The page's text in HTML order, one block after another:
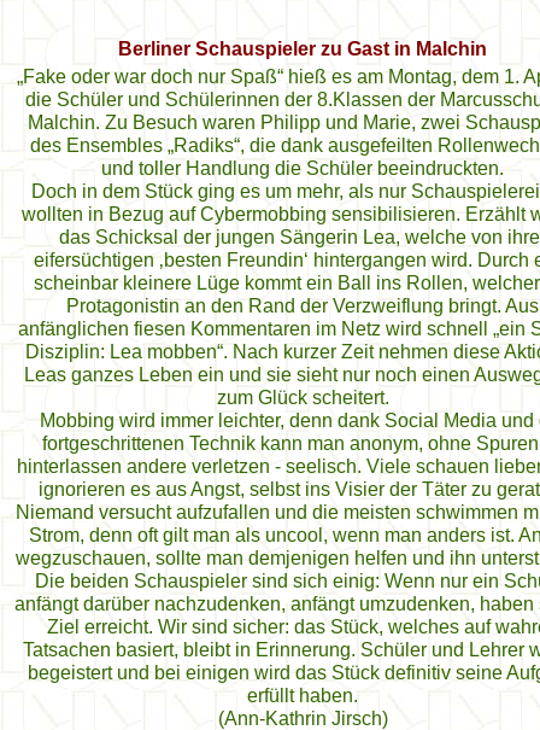
Berliner Schauspieler zu Gast in Malchin
„Fake oder war doch nur Spaß“ hieß es am Montag, dem 1.
die Schüler und Schülerinnen der 8.Klassen der
Malchin. Zu Besuch waren Philipp und Marie, zwei
des Ensembles „Radiks“, die dank ausgefeilten
und toller Handlung die Schüler beeindruckten.
Doch in dem Stück ging es um mehr, als nur
wollten in Bezug auf Cybermobbing sensibilisieren. Erzählt
das Schicksal der jungen Sängerin Lea, welche von
eifersüchtigen ‚besten Freundin‘ hintergangen wird. Durch
scheinbar kleinere Lüge kommt ein Ball ins Rollen,
Protagonistin an den Rand der Verzweiflung bringt. Aus
anfänglichen fiesen Kommentaren im Netz wird schnell „ein
Disziplin: Lea mobben“. Nach kurzer Zeit nehmen diese
Leas ganzes Leben ein und sie sieht nur noch einen
zum Glück scheitert.
Mobbing wird immer leichter, denn dank Social Media und
fortgeschrittenen Technik kann man anonym, ohne
hinterlassen andere verletzen - seelisch. Viele schauen
ignorieren es aus Angst, selbst ins Visier der Täter zu
Niemand versucht aufzufallen und die meisten schwimmen
Strom, denn oft gilt man als uncool, wenn man anders ist.
wegzuschauen, sollte man demjenigen helfen und ihn
Die beiden Schauspieler sind sich einig: Wenn nur ein
anfängt darüber nachzudenken, anfängt umzudenken, haben
Ziel erreicht. Wir sind sicher: das Stück, welches auf
Tatsachen basiert, bleibt in Erinnerung. Schüler und Lehrer
begeistert und bei einigen wird das Stück definitiv seine
erfüllt haben.
(Ann-Kathrin Jirsch)